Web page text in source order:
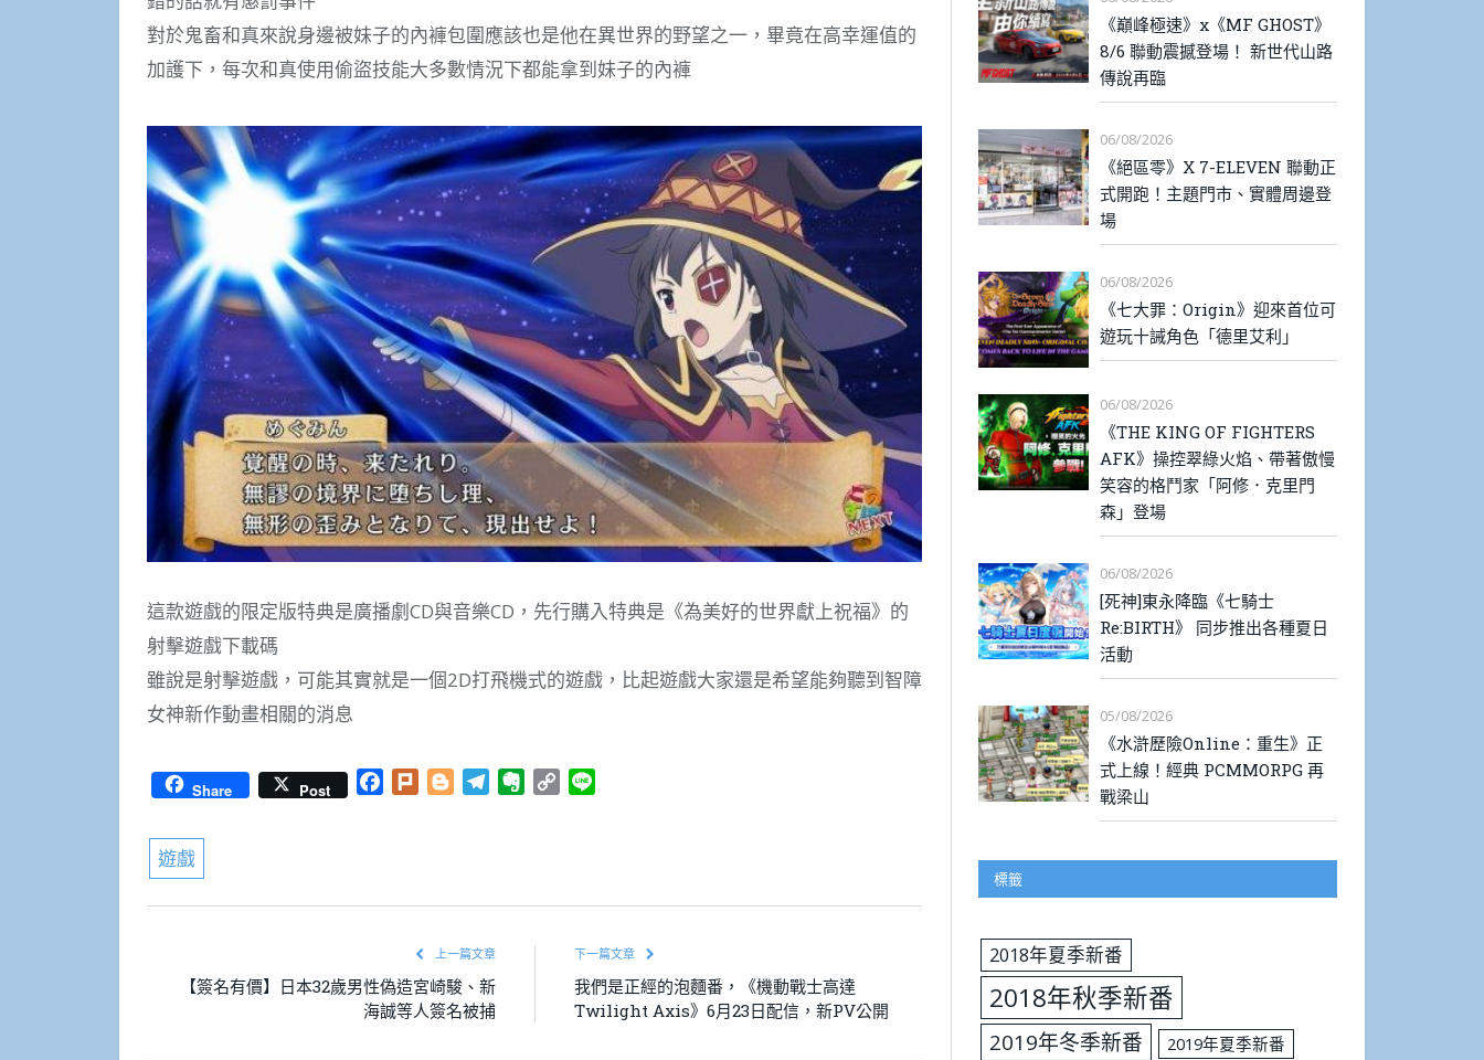
對於鬼畜和真來說身邊被妹子的內褲包圍應該也是他在異世界的野望之一，畢竟在高幸運值的
加護下，每次和真使用偷盜技能大多數情況下都能拿到妹子的內褲
這款遊戲的限定版特典是廣播劇CD與音樂CD，先行購入特典是《為美好的世界獻上祝福》的
射擊遊戲下載碼
雖說是射擊遊戲，可能其實就是一個2D打飛機式的遊戲，比起遊戲大家還是希望能夠聽到智障
女神新作動畫相關的消息
Share Post Facebook
Plurk BloggerTelegramEvernote
Copy
遊戲
上一篇文章
【簽名有價】日本32歲男性偽造宮崎駿、新
海誠等人簽名被捕
下一篇文章
我們是正經的泡麵番，《機動戰士高達
Twilight Axis》6月23日配信，新PV公開
《巔峰極速》x《MF GHOST》
8/6 聯動震撼登場！ 新世代山路
傳說再臨
06/08/2026
《絕區零》X 7-ELEVEN 聯動正
式開跑！主題門市、實體周邊登
場
06/08/2026
《七大罪：Origin》迎來首位可
遊玩十誡角色「德里艾利」
06/08/2026
《THE KING OF FIGHTERS
AFK》操控翠綠火焰、帶著傲慢
笑容的格鬥家「阿修．克里門
森」登場
06/08/2026
[死神]東永降臨《七騎士
Re:BIRTH》 同步推出各種夏日
活動
05/08/2026
《水滸歷險Online：重生》正
式上線！經典 PCMMORPG 再
戰梁山
標籤
2018年夏季新番
2018年秋季新番
2019年冬季新番
2019年夏季新番